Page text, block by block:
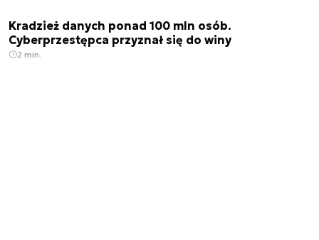
Kradzież danych ponad 100 mln osób.
Cyberprzestępca przyznał się do winy
2 min.